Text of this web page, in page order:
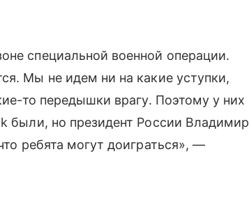
специальной военной операции.
Мы не идем ни на какие уступки,
то передышки врагу. Поэтому у них
были, но президент России Владимир
ребята могут доиграться», —